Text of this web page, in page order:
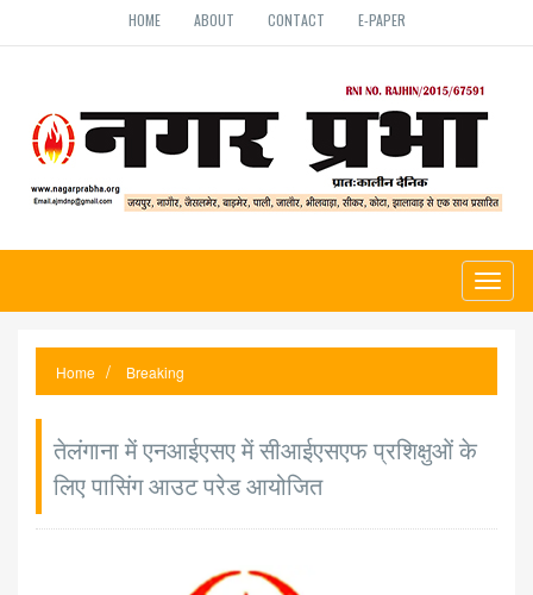
HOME ABOUT CONTACT E-PAPER
Home Breaking
तेलंगाना में एनआईएसए में सीआईएसएफ प्रशिक्षुओं के
लिए पासिंग आउट परेड आयोजित